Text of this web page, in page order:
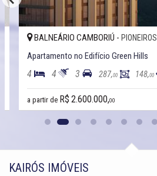
BALNEÁRIO CAMBORIÚ - PIONEIROS
Apartamento no Edifício Green Hills
4 4 3 287,00 148,00
a partir de R$ 2.600.000,00
KAIRÓS IMÓVEIS